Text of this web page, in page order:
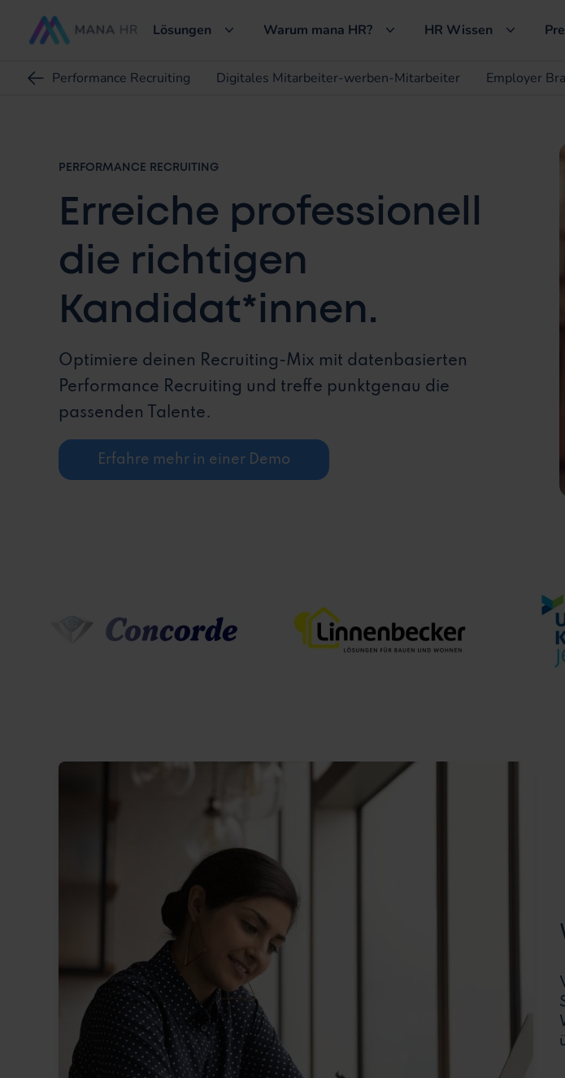
Lösungen Warum mana HR? HR Wissen
Performance Recruiting Digitales Mitarbeiter-werben-Mitarbeiter Employer
PERFORMANCE RECRUITING
Erreiche professionell
die richtigen
Kandidat*innen.
Optimiere deinen Recruiting-Mix mit datenbasierten
Performance Recruiting und treffe punktgenau die
passenden Talente.
Erfahre mehr in einer Demo